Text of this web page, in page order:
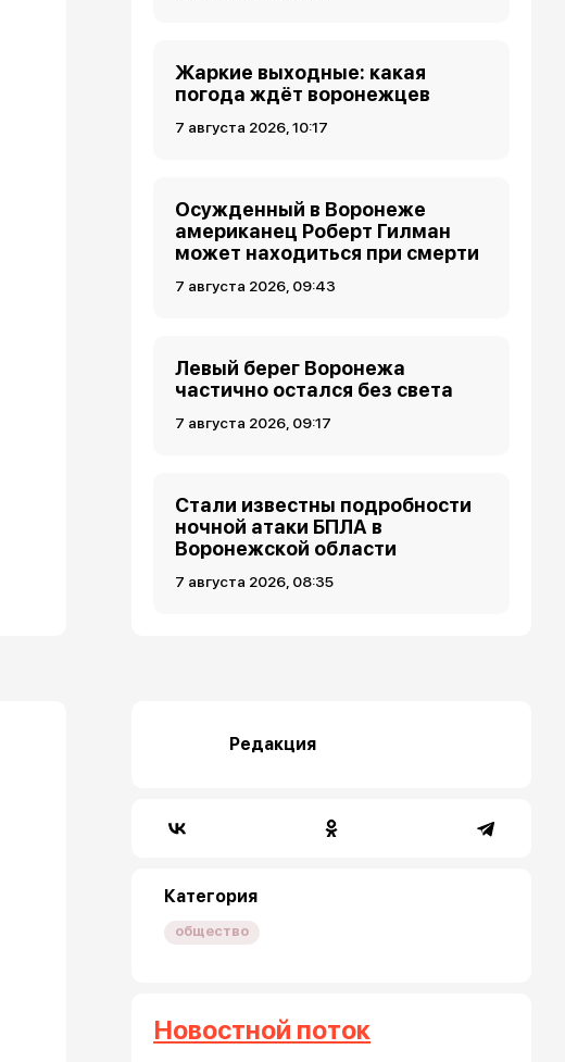
Жаркие выходные: какая
погода ждёт воронежцев
7 августа 2026, 10:17
Осужденный в Воронеже
американец Роберт Гилман
может находиться при смерти
7 августа 2026, 09:43
Левый берег Воронежа
частично остался без света
7 августа 2026, 09:17
Стали известны подробности
ночной атаки БПЛА в
Воронежской области
7 августа 2026, 08:35
Редакция
Категория
общество
Новостной поток